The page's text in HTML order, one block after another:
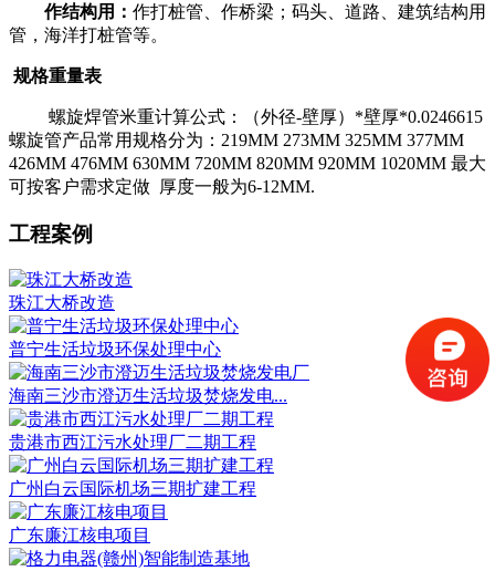
作结构用： 作打桩管、作桥梁；码头、道路、建筑结构用
管，海洋打桩管等。
规格重量表
螺旋焊管米重计算公式：（外径-壁厚）*壁厚*0.0246615
螺旋管产品常用规格分为：219MM 273MM 325MM 377MM
426MM 476MM 630MM 720MM 820MM 920MM 1020MM 最大
可按客户需求定做 厚度一般为6-12MM.
工程案例
珠江大桥改造
普宁生活垃圾环保处理中心
海南三沙市澄迈生活垃圾焚烧发电...
贵港市西江污水处理厂二期工程
广州白云国际机场三期扩建工程
广东廉江核电项目